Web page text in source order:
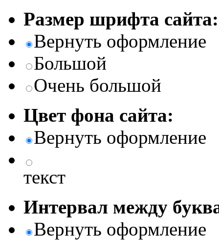
Размер шрифта сайта:
Вернуть оформление
Большой
Очень большой
Цвет фона сайта:
Вернуть оформление
текст
Интервал между
Вернуть оформление